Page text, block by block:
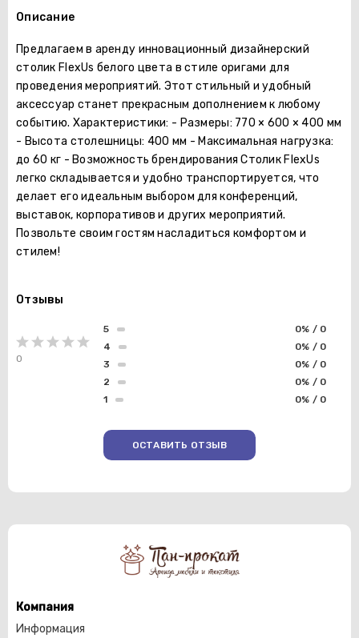
Описание
Предлагаем в аренду инновационный дизайнерский
столик FlexUs белого цвета в стиле оригами для
проведения мероприятий. Этот стильный и удобный
аксессуар станет прекрасным дополнением к любому
событию. Характеристики: - Размеры: 770 × 600 × 400 мм
- Высота столешницы: 400 мм - Максимальная нагрузка:
до 60 кг - Возможность брендирования Столик FlexUs
легко складывается и удобно транспортируется, что
делает его идеальным выбором для конференций,
выставок, корпоративов и других мероприятий.
Позвольте своим гостям насладиться комфортом и
стилем!
Отзывы
0
1 0% / 0
2 0% / 0
3 0% / 0
4 0% / 0
5 0% / 0
ОСТАВИТЬ ОТЗЫВ
Компания
Информация